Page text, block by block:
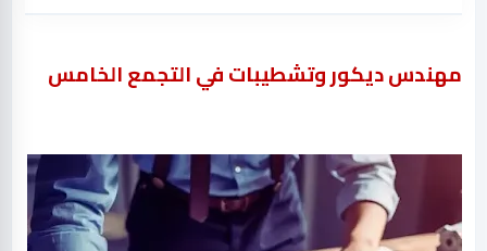
مهندس ديكور وتشطيبات في التجمع الخامس